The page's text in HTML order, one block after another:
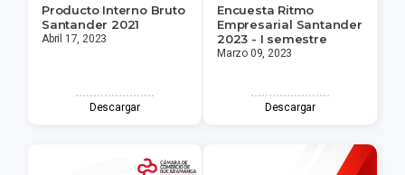
Producto Interno Bruto
Santander 2021
Abril 17, 2023
Descargar
Encuesta Ritmo
Empresarial Santander
2023 - I semestre
Marzo 09, 2023
Descargar